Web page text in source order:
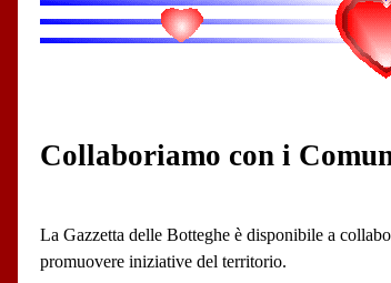
Collaboriamo con i
La Gazzetta delle Botteghe è disponibile a
promuovere iniziative del territorio.